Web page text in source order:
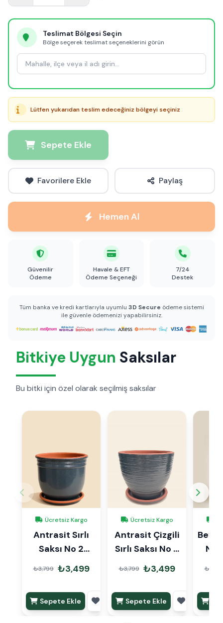
Teslimat Bölgesi Seçin
Bölge seçerek teslimat seçeneklerini görün
Lütfen yukarıdan teslim edeceğiniz bölgeyi seçiniz
Sepete Ekle
Favorilere Ekle Paylaş
Hemen Al
Güvenilir
Ödeme
Havale & EFT
Ödeme Seçeneği
7/24
Destek
Tüm banka ve kredi kartlarıyla uyumlu 3D Secure ödeme sistemi
ile güvenle ödemenizi yapabilirsiniz.
Bitkiye Uygun Saksılar
Bu bitki için özel olarak seçilmiş saksılar
Ücretsiz Kargo
Antrasit Sırlı
Saksı No 2
Ø20cm
₺3,799 ₺3,499
Sepete Ekle
Ücretsiz Kargo
Antrasit Çizgili
Sırlı Saksı No 2
Ø20cm
₺3,799 ₺3,499
Sepete Ekle
No